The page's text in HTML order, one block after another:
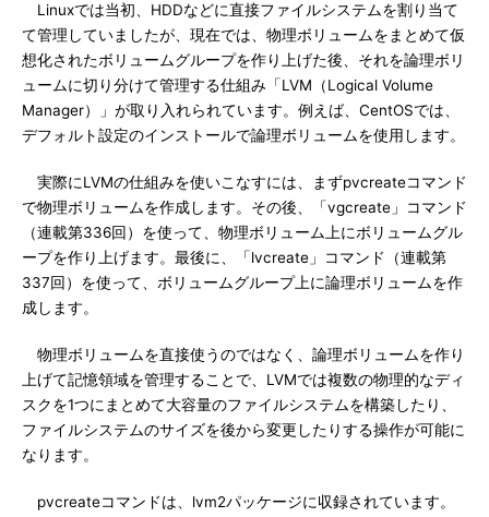
Linuxでは当初、HDDなどに直接ファイルシステムを割り当て
て管理していましたが、現在では、物理ボリュームをまとめて仮
想化されたボリュームグループを作り上げた後、それを論理ボリ
ュームに切り分けて管理する仕組み「LVM（Logical Volume
Manager）」が取り入れられています。例えば、CentOSでは、
デフォルト設定のインストールで論理ボリュームを使用します。
実際にLVMの仕組みを使いこなすには、まずpvcreateコマンド
で物理ボリュームを作成します。その後、「vgcreate」コマンド
（連載第336回）を使って、物理ボリューム上にボリュームグル
ープを作り上げます。最後に、「lvcreate」コマンド（連載第
337回）を使って、ボリュームグループ上に論理ボリュームを作
成します。
物理ボリュームを直接使うのではなく、論理ボリュームを作り
上げて記憶領域を管理することで、LVMでは複数の物理的なディ
スクを1つにまとめて大容量のファイルシステムを構築したり、
ファイルシステムのサイズを後から変更したりする操作が可能に
なります。
pvcreateコマンドは、lvm2パッケージに収録されています。